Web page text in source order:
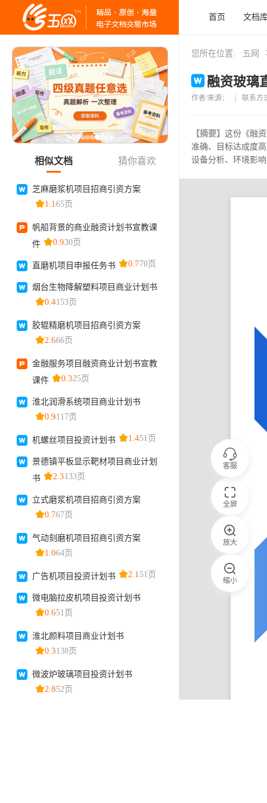
首页 文档
您所在位置: 五网
融资玻璃
作者/来源： 联系方
【摘要】 这份《融
准确、目标达成度
设备分析、环境影
客服
全屏
放大
缩小